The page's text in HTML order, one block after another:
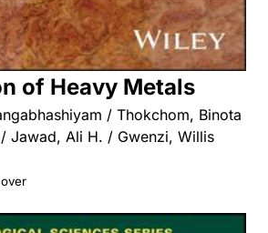
of Heavy Metals
/ Thokchom, Binota
Jawad, Ali H. / Gwenzi, Willis